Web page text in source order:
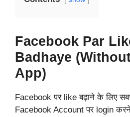
Facebook Par
Badhaye
App)
Facebook पर like बढ़ाने के लिए
Facebook Account पर login